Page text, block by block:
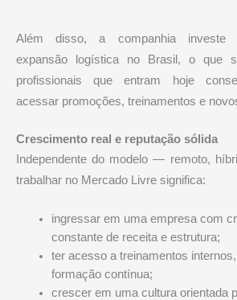
Além disso, a companhia investe
expansão logística no Brasil, o que
profissionais que entram hoje
acessar promoções, treinamentos e
Crescimento real e reputação sólida
Independente do modelo — remoto,
trabalhar no Mercado Livre significa:
ingressar em uma empresa com
constante de receita e estrutura;
ter acesso a treinamentos
formação contínua;
crescer em uma cultura orientada